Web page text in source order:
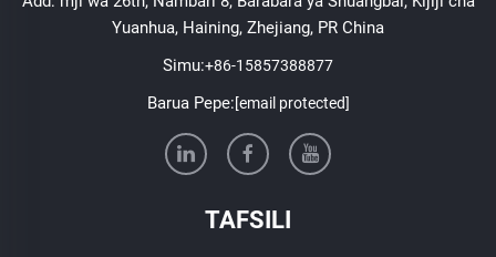
Yuanhua, Haining, Zhejiang, PR China
Simu:+86-15857388877
Barua Pepe:[email protected]
TAFSILI